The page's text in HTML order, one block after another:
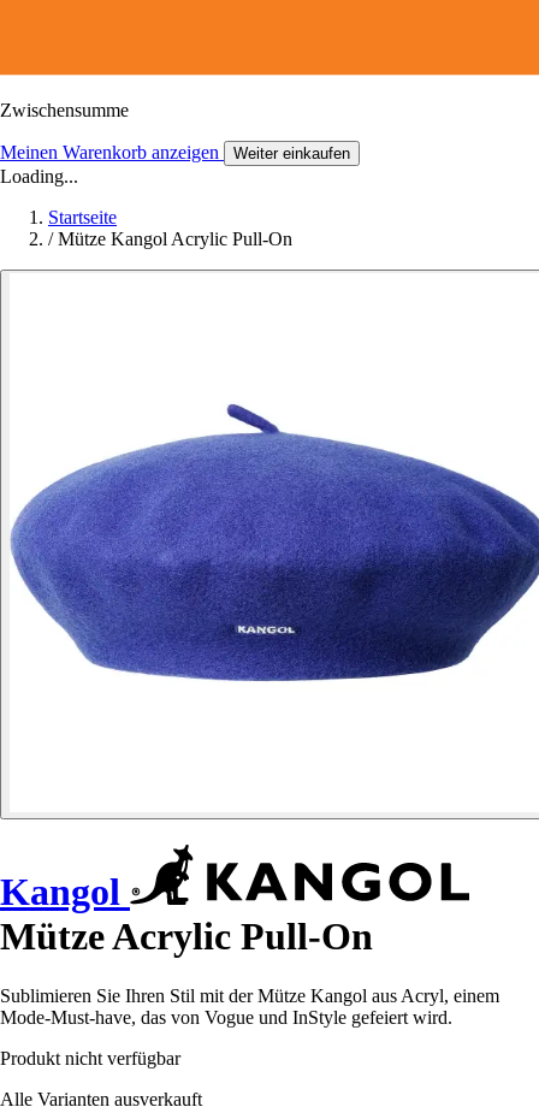
Zwischensumme
Meinen Warenkorb anzeigen Weiter einkaufen
Loading...
Startseite
/ Mütze Kangol Acrylic Pull-On
Kangol
Mütze Acrylic Pull-On
Sublimieren Sie Ihren Stil mit der Mütze Kangol aus Acryl, einem
Mode-Must-have, das von Vogue und InStyle gefeiert wird.
Produkt nicht verfügbar
Alle Varianten ausverkauft